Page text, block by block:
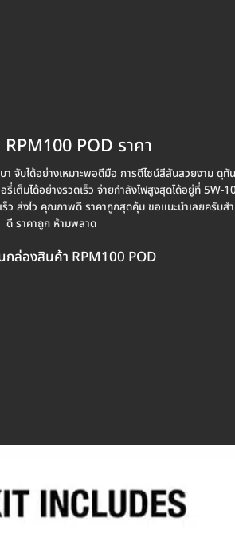
POD ราคา
จับได้อย่างเหมาะพอดีมือ การดีไซน์สีสันสวยงาม ดุ
มได้อย่างรวดเร็ว จ่ายกำลังไฟสูงสุดได้อยู่ที่ 5W-
ว ส่งไว คุณภาพดี ราคาถูกสุดคุ้ม ขอแนะนำเลยครั
ดี ราคาถูก ห้ามพลาด
กล่องสินค้า RPM100 POD